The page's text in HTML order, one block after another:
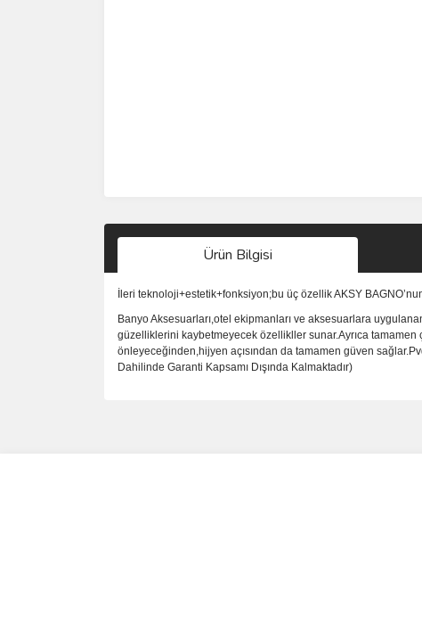
Ürün Bilgisi
İleri teknoloji+estetik+fonksiyon;bu üç özellik AKSY
Banyo Aksesuarları,otel ekipmanları ve aksesuarlara
güzelliklerini kaybetmeyecek özellikller sunar.Ayrıca
önleyeceğinden,hijyen açısından da tamamen güven
Dahilinde Garanti Kapsamı Dışında Kalmaktadır)